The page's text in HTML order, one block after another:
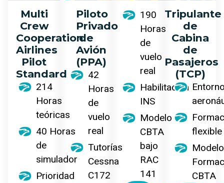
Multi
Crew
Cooperation
Airlines
Pilot
Standard
214
Horas
teóricas
40 Horas
de
simulador
Prioridad
Piloto
Privado
de
Avión
(PPA)
42
Horas
de
vuelo
real
Tutorías
Cessna
C172
190
Horas
de
vuelo
real
Habilitación
INS
Modelo
CBTA
bajo
RAC
141
Tripulante
de
Cabina
de
Pasajeros
(TCP)
flexible
Modelo
CBTA